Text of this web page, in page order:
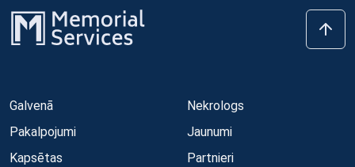
Galvenā
Pakalpojumi
Kapsētas
Nekrologs
Jaunumi
Partnieri